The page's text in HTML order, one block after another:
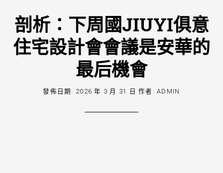
剖析：下周國JIUYI俱意
住宅設計會會議是安華的
最后機會
發佈日期: 2026 年 3 月 31 日 作者:ADMIN